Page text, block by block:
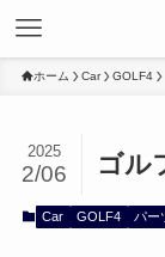
ホーム Car GOLF4
ゴル
2025
2/06
Car GOLF4 パー